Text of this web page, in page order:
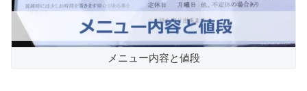
メニュー内容と値段